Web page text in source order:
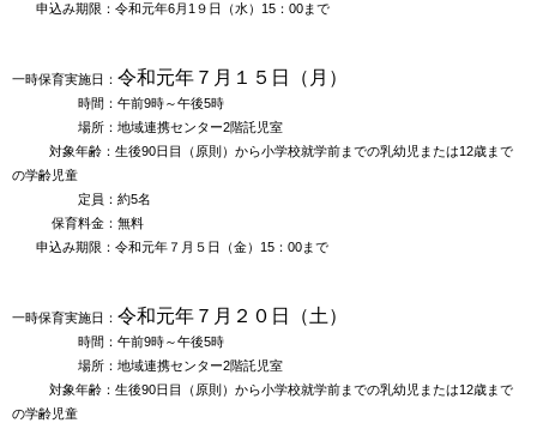
申込み期限：令和元年6月1９日（水）15：00まで
一時保育実施日： 令和元年７月１５ 日 （月 ）
時間：午前9時～午後5時
場所：地域連携センター2階託児室
対象年齢：生後90日目（原則）から小学校就学前までの乳幼児 または12歳まで
の学齢児童
定員：約5名
保育料金：無料
申込み期限：令和元年７月５日（金）15：00まで
一時保育実施日： 令和元年７月２０ 日 （土 ）
時間：午前9時～午後5時
場所：地域連携センター2階託児室
対象年齢：生後90日目（原則）から小学校就学前までの乳幼児 または12歳まで
の学齢児童